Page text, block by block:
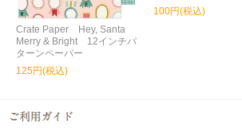
Crate Paper Hey, Santa
Merry & Bright 12インチパ
ターンペーパー
125円(税込)
100円(税込)